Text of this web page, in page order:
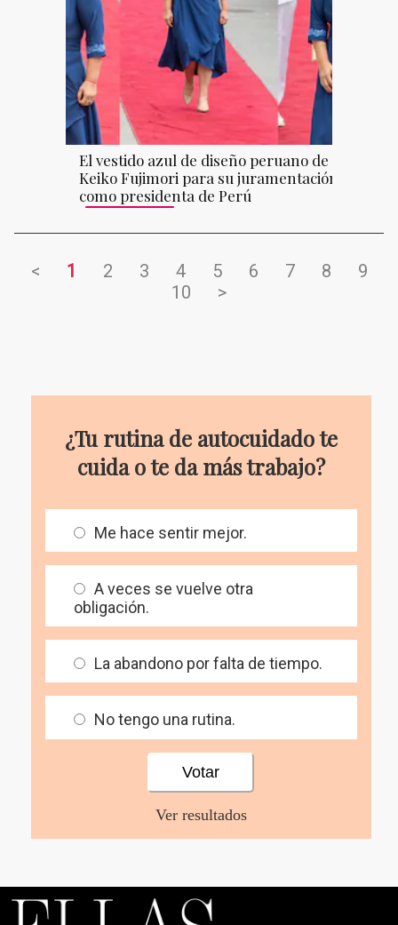
El vestido azul de diseño peruano de
Keiko Fujimori para su juramentación
como presidenta de Perú
< 1 2 3 4 5 6 7 8
9
10
>
¿Tu rutina de autocuidado te
cuida o te da más trabajo?
Me hace sentir mejor.
A veces se vuelve otra
obligación.
La abandono por falta de tiempo.
No tengo una rutina.
Ver resultados